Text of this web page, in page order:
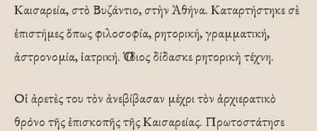
Καισαρεία, στὸ Βυζάντιο, στὴν Ἀθήνα. Καταρτήστηκε σὲ
ἐπιστήμες ὅπως φιλοσοφία, ρητορική, γραμματική,
ἀστρονομία, ἰατρική. Ὁ ἴδιος δίδασκε ρητορικὴ τέχνη.
Οἱ ἀρετὲς του τὸν ἀνεβίβασαν μέχρι τὸν ἀρχιερατικὸ
θρόνο τῆς ἐπισκοπῆς τῆς Καισαρείας. Πρωτοστάτησε